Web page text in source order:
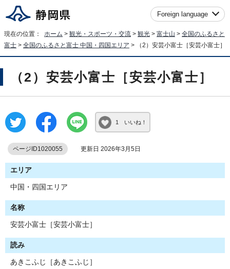
Foreign language
現在の位置： ホーム > 観光・スポーツ・交流 > 観光 > 富士山 > 全国のふるさと
富士 > 全国のふるさと富士 中国・四国エリア > （2）安芸小富士［安芸小富士］
（2）安芸小富士［安芸小富士］
1 いいね！
ページID1020055 更新日 2026年3月5日
エリア
中国・四国エリア
名称
安芸小富士［安芸小富士］
読み
あきこふじ［あきこふじ］